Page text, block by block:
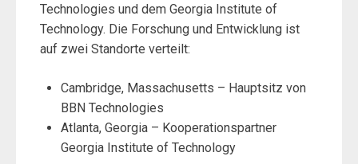
Technologies und dem Georgia Institute of
Technology. Die Forschung und Entwicklung ist
auf zwei Standorte verteilt:
Cambridge, Massachusetts – Hauptsitz von
BBN Technologies
Atlanta, Georgia – Kooperationspartner
Georgia Institute of Technology